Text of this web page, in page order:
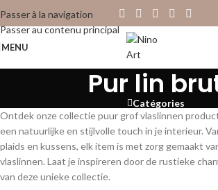
Passer à la navigation
Passer au contenu principal
MENU
Pur lin
Catégories
Ontdek onze collectie puur grof vlaslinnen
een natuurlijke en stijlvolle touch in je interieur.
plaids en kussens, elk item is met zorg gemaakt
vlaslinnen. Laat je inspireren door de rustieke
van deze unieke collectie.